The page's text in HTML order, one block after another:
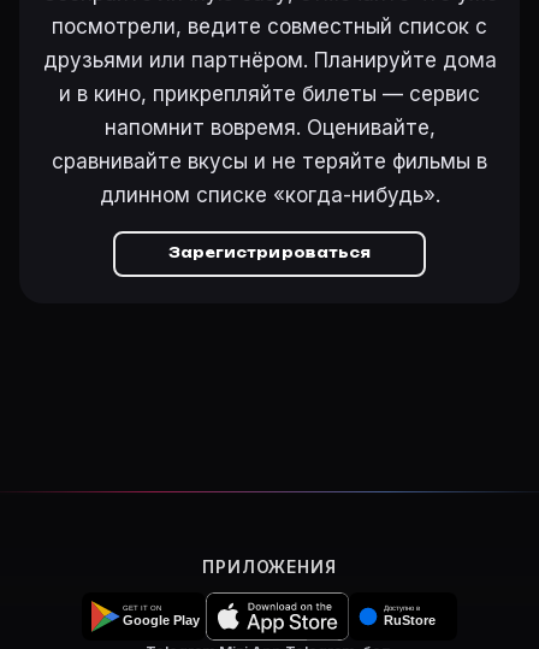
посмотрели, ведите совместный список с
друзьями или партнёром. Планируйте дома
и в кино, прикрепляйте билеты — сервис
напомнит вовремя. Оценивайте,
сравнивайте вкусы и не теряйте фильмы в
длинном списке «когда-нибудь».
Зарегистрироваться
ПРИЛОЖЕНИЯ